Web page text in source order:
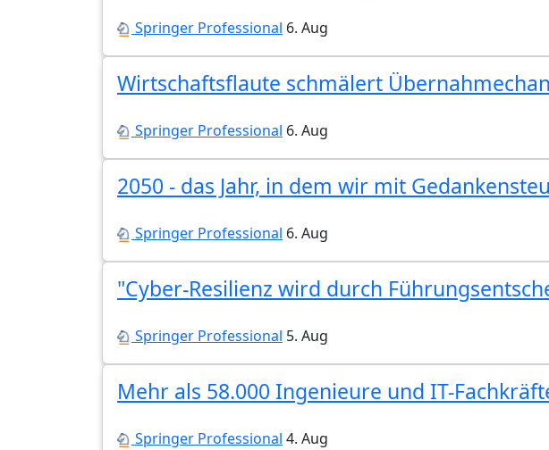
Springer Professional 6. Aug
Wirtschaftsflaute schmälert
Springer Professional 6. Aug
2050 - das Jahr, in dem wir mit
Springer Professional 6. Aug
"Cyber-Resilienz wird durch
Springer Professional 5. Aug
Mehr als 58.000 Ingenieure und IT-
Springer Professional 4. Aug